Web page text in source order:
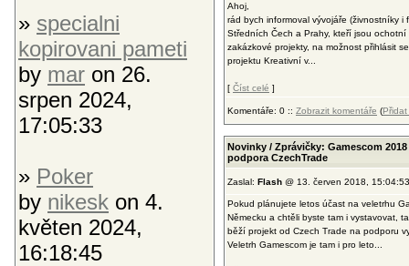
» specialni
kopirovani pameti
by mar on 26.
srpen 2024,
17:05:33
» Poker
by nikesk on 4.
květen 2024,
16:18:45
Ahoj,
rád bych informoval vývojáře (živnostníky i
Středních Čech a Prahy, kteří jsou ochotní
zakázkové projekty, na možnost přihlásit
projektu Kreativní v...
[ Číst celé ]
Komentáře: 0 :: Zobrazit komentáře (Přidat
Novinky / Zprávičky: Gamescom 2018
podpora CzechTrade
Zaslal: Flash @ 13. červen 2018, 15:04:53
Pokud plánujete letos účast na veletrhu
Německu a chtěli byste tam i vystavovat,
běží projekt od Czech Trade na podporu
Veletrh Gamescom je tam i pro leto...